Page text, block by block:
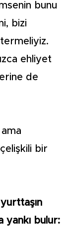
bunu
bizi
ehliyet
de
ama
çelişkili bir
yankı bulur: